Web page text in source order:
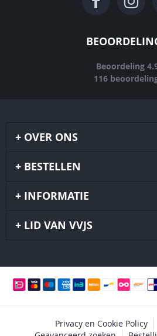
Beoordeling
116
OVER ONS
BESTELLEN
INFORMATIE
LID VAN VVJS
Privacy en Cookie Policy